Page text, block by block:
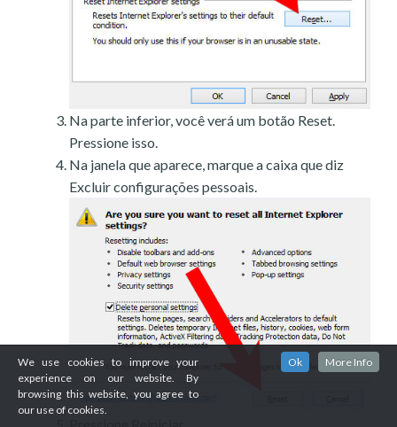
Na parte inferior, você verá um botão Reset.
Pressione isso.
Na janela que aparece, marque a caixa que diz
Excluir configurações pessoais.
We use cookies to improve your
experience on our website. By
browsing this website, you agree to
our use of cookies.
Ok More Info